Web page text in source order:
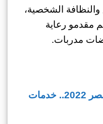
الشخصية،
مقدمو رعاية
مدربات.
شركة تمريض منزلي في مصر 2022.. خدمات